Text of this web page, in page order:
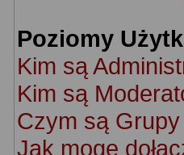
Poziomy
Kim są
Kim są
Czym są
Jak mogę